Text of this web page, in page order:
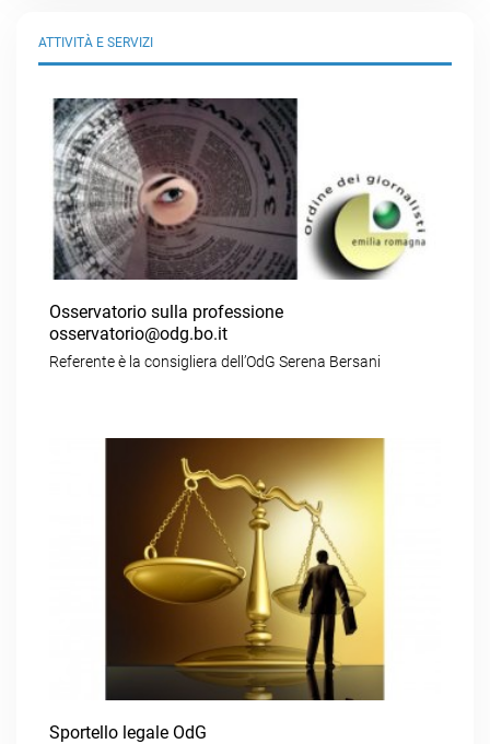
ATTIVITÀ E SERVIZI
Osservatorio sulla professione
osservatorio@odg.bo.it
Referente è la consigliera dell’OdG Serena Bersani
Sportello legale OdG